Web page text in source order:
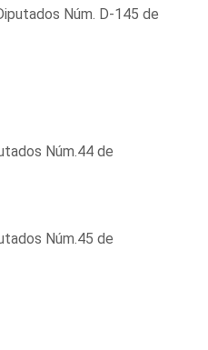
Núm. D-145 de
Núm.44 de
Núm.45 de